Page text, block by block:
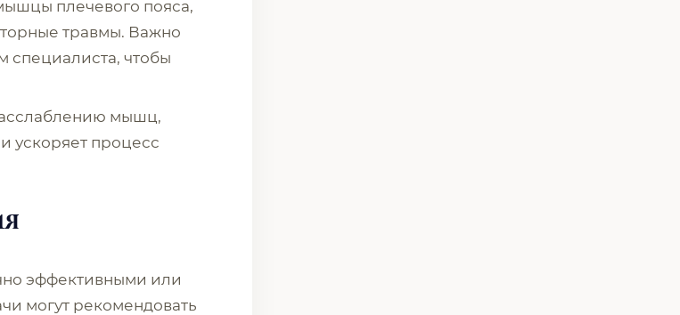
плечевого пояса,
травмы. Важно
специалиста, чтобы
мышц,
ускоряет процесс
эффективными или
могут рекомендовать